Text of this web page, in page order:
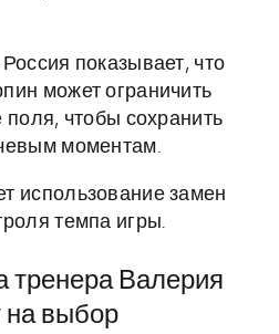
показывает, что
может ограничить
поля, чтобы сохранить
моментам.
использование замен
темпа игры.
тренера Валерия
на выбор